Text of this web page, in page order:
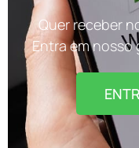
Quer receber
Entra em nosso